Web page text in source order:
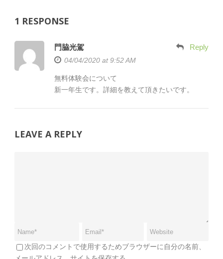
1 RESPONSE
門脇光駕
04/04/2020 at 9:52 AM
Reply
無料体験会について
新一年生です。詳細を教えて頂きたいです。
LEAVE A REPLY
次回のコメントで使用するためブラウザーに自分の名前、